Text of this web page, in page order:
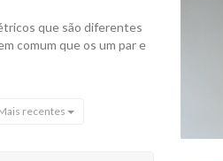
que são diferentes
comum que os um par e
recentes